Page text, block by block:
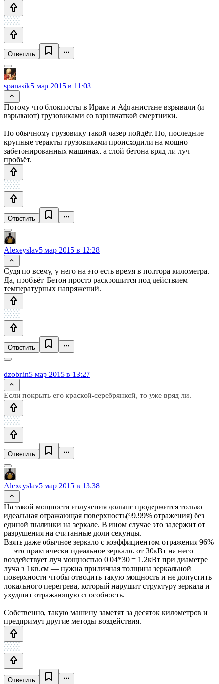
Ответить
spanasik5 мар 2015 в 11:08
Потому что блокпосты в Ираке и Афганистане взрывали (и
взрывают) грузовиками со взрывчаткой смертники.
По обычному грузовику такой лазер пойдёт. Но, последние
крупные теракты грузовиками происходили на мощно
забетонированных машинах, а слой бетона вряд ли луч
пробьёт.
Ответить
Alexeyslav5 мар 2015 в 12:28
Судя по всему, у него на это есть время в полтора километра.
Да, пробъёт. Бетон просто раскрошится под действием
температурных напряжений.
Ответить
dzobnin5 мар 2015 в 13:27
Если покрыть его краской-серебрянкой, то уже вряд ли.
Ответить
Alexeyslav5 мар 2015 в 13:38
На такой мощности излучения дольше продержится только
идеальная отражающая поверхность(99.99% отражения) без
единой пылинки на зеркале. В ином случае это задержит от
разрушения на считанные доли секунды.
Взять даже обычное зеркало с коэффициентом отражения 96%
— это практически идеальное зеркало. от 30кВт на него
воздействует луч мощностью 0.04*30 = 1.2кВт при диаметре
луча в 1кв.см — нужна приличная толщина зеркальной
поверхности чтобы отводить такую мощность и не допустить
локального перегрева, который нарушит структуру зеркала и
ухудшит отражающую способность.
Собственно, такую машину заметят за десяток километров и
предпримут другие методы воздействия.
Ответить